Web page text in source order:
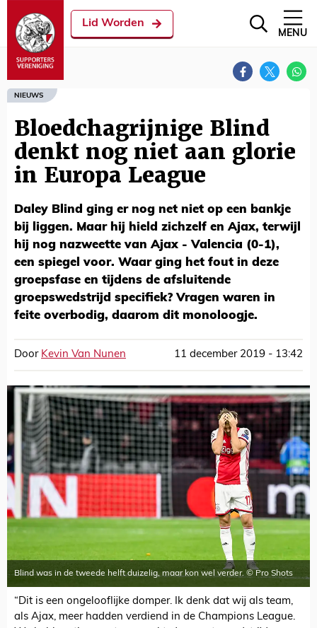
Lid Worden
MENU
NIEUWS
Bloedchagrijnige Blind
denkt nog niet aan glorie
in Europa League
Daley Blind ging er nog net niet op een bankje
bij liggen. Maar hij hield zichzelf en Ajax, terwijl
hij nog nazweette van Ajax - Valencia (0-1),
een spiegel voor. Waar ging het fout in deze
groepsfase en tijdens de afsluitende
groepswedstrijd specifiek? Vragen waren in
feite overbodig, daarom dit monoloogje.
Door Kevin Van Nunen 11 december 2019 - 13:42
Blind was in de tweede helft duizelig, maar kon wel verder. © Pro Shots
“Dit is een ongelooflijke domper. Ik denk dat wij als team,
als Ajax, meer hadden verdiend in de Champions League.